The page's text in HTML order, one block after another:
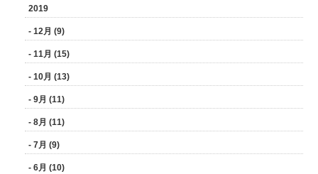
2019
- 12月 (9)
- 11月 (15)
- 10月 (13)
- 9月 (11)
- 8月 (11)
- 7月 (9)
- 6月 (10)